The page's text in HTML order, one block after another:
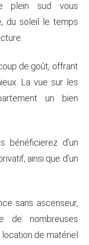
plein sud vous
du soleil le temps
de goût, offrant
La vue sur les
un bien
bénéficierez d’un
ainsi que d’un
sans ascenseur,
de nombreuses
de matériel